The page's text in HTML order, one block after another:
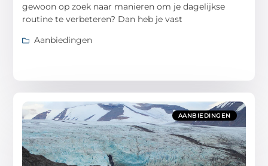
gewoon op zoek naar manieren om je dagelijkse
routine te verbeteren? Dan heb je vast
Aanbiedingen
AANBIEDINGEN